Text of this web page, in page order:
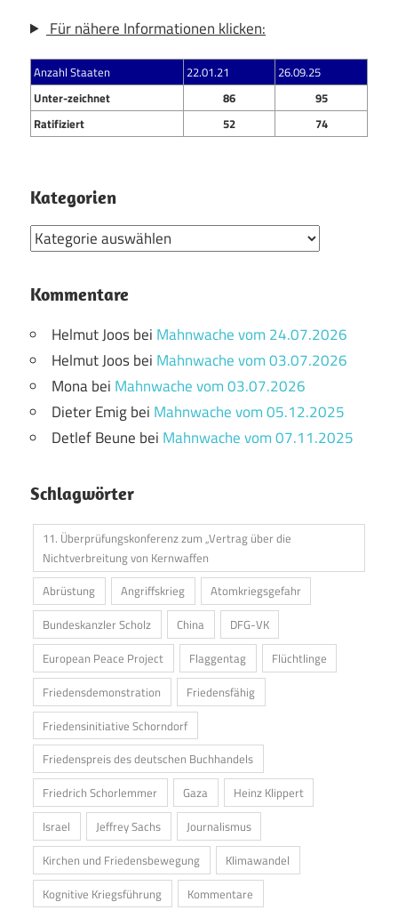
Für nähere Informationen klicken:
Anzahl Staaten 22.01.21
26.09.25
Unter-zeichnet
86
95
Ratifiziert
52 74
Kategorien
Kategorien
Kommentare
Helmut Joosbei Mahnwache vom 24.07.2026
Helmut Joosbei Mahnwache vom 03.07.2026
Monabei Mahnwache vom 03.07.2026
Dieter Emigbei Mahnwache vom 05.12.2025
Detlef Beune bei Mahnwache vom 07.11.2025
Schlagwörter
11. Überprüfungskonferenz zum „Vertrag über die
Nichtverbreitung von Kernwaffen
Abrüstung
Angriffskrieg
Atomkriegsgefahr
Bundeskanzler Scholz
China
DFG-VK
European Peace Project
Flaggentag
Flüchtlinge
Friedensdemonstration
Friedensfähig
Friedensinitiative Schorndorf
Friedenspreis des deutschen Buchhandels
Friedrich Schorlemmer
Gaza
Heinz Klippert
Israel
Jeffrey Sachs
Journalismus
Kirchen und Friedensbewegung
Klimawandel
Kognitive Kriegsführung
Kommentare